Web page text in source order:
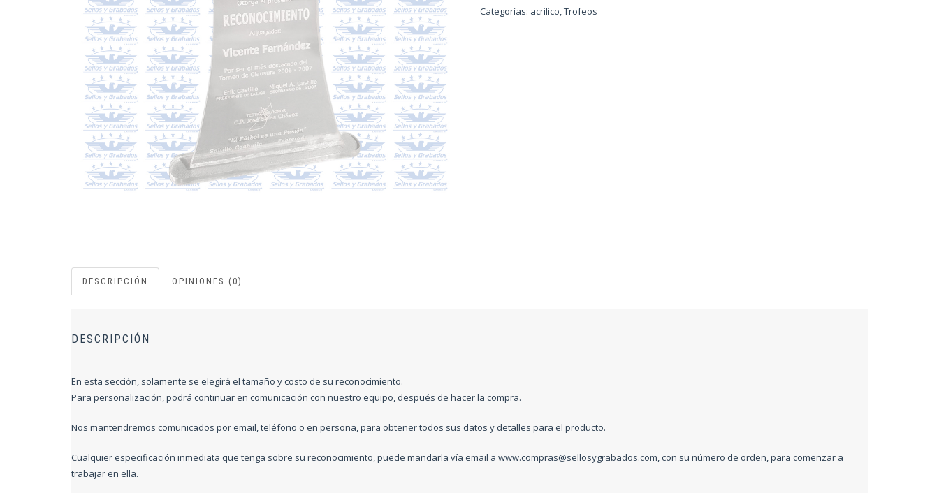
Categorías: acrilico,Trofeos
DESCRIPCIÓN OPINIONES (0)
DESCRIPCIÓN
En esta sección, solamente se elegirá el tamaño y costo de su reconocimiento.
Para personalización, podrá continuar en comunicación con nuestro equipo, después de hacer la compra.
Nos mantendremos comunicados por email, teléfono o en persona, para obtener todos sus datos y detalles para el producto.
Cualquier especificación inmediata que tenga sobre su reconocimiento, puede mandarla vía email a www.compras@sellosygrabados.com, con su número de orden, para comenzar a
trabajar en ella.